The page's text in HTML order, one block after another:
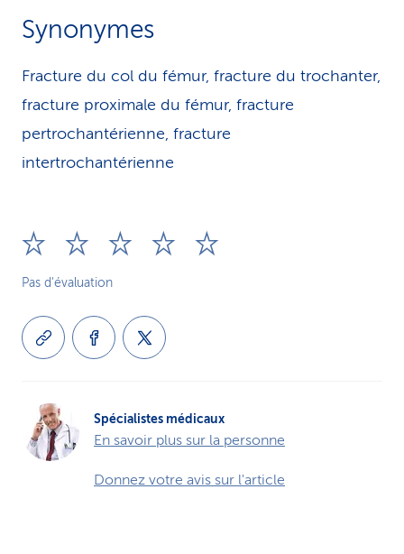
Synonymes
Fracture du col du fémur, fracture du trochanter,
fracture proximale du fémur, fracture
pertrochantérienne, fracture
intertrochantérienne
Pas d'évaluation
Spécialistes médicaux
En savoir plus sur la personne
Donnez votre avis sur l'article